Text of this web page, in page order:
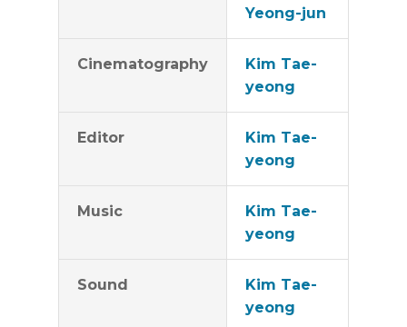
Yeong-jun
Cinematography
Kim Tae-
yeong
Editor
Kim Tae-
yeong
Music
Kim Tae-
yeong
Sound
Kim Tae-
yeong